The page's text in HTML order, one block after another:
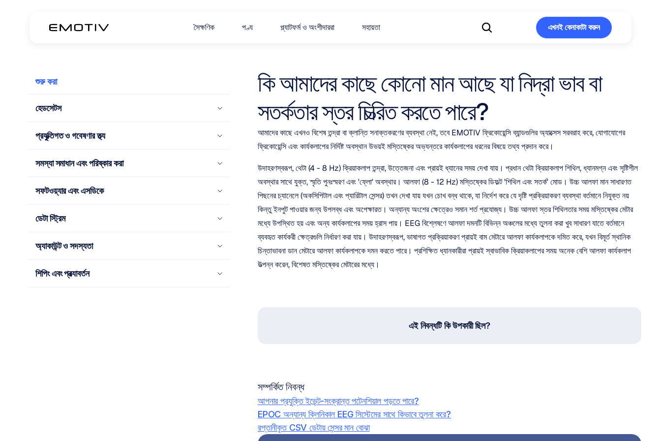
সৈক্ষণিক পণ্য প্ল্যাটফর্ম ও অংশীদাররা সহায়তা
এখনই কেনাকাটা করুন
শুরু করা
হেডসেটস
প্রযুক্তিগত ও গবেষণার তথ্য
সমস্যা সমাধান এবং পরিষ্কার করা
সফটওয়্যার এবং এসডিকে
ডেটা স্ট্রিম
অ্যাকাউন্ট ও সদস্যতা
শিপিং এবং প্রত্যাবর্তন
কি আমাদের কাছে কোনো মান আছে যা নিদ্রা ভাব বা
সতর্কতার স্তর চিত্রিত করতে পারে?
আমাদের কাছে এখনও বিশেষ তন্দ্রা বা ক্লান্তি সনাক্তকরণের ব্যবস্থা নেই, তবে EMOTIV ফ্রিকোয়েন্সি ব্যান্ডগুলির অ্যাক্সেস সরবরাহ করে, যোগাযোগের
ফ্রিকোয়েন্সি এবং কার্যকলাপের নির্দিষ্ট অবস্থান উভয়ই মস্তিষ্কের অভ্যন্তরে কার্যকলাপের ধরনের বিষয়ে তথ্য প্রদান করে।
উদাহরণস্বরূপ, থেটা (4 - 8 Hz) ক্রিয়াকলাপ তন্দ্রা, উত্তেজনা এবং প্রায়ই ধ্যানের সময় দেখা যায়। প্রধান থেটা ক্রিয়াকলাপ শিথিল, ধ্যানমগ্ন এবং সৃষ্টিশীল
অবস্থার সাথে যুক্ত, স্মৃতি পুনঃস্মরণ এবং 'ফ্লো' অবস্থার। আলফা (8 - 12 Hz) মস্তিষ্কের ডিফল্ট 'শিথিল এবং সতর্ক' মোড। উচ্চ আলফা মান সাধারণত
পিছনের চ্যানেলে (অকসিপিটাল এবং প্যারিটাল সেন্সর) তখন দেখা যায় যখন চোখ বন্ধ থাকে, যা নির্দেশ করে যে দৃষ্টি প্রক্রিয়াকরণ ব্যবস্থা বর্তমানে নিযুক্ত নয়
কিন্তু ইনপুট পাওয়ার জন্য উপলব্ধ এবং অপেক্ষারত। অন্যান্য অংশের ক্ষেত্রেও সমান শর্ত প্রযোজ্য। উচ্চ আলফা স্তর শিথিলতার সময় মস্তিষ্কের মেটার
মধ্যে উপস্থিত হয় এবং অন্য কার্যকলাপের সময় হ্রাস পায়। EEG বিশ্লেষণে আলফা দমনটি বিভিন্ন অঞ্চলের মধ্যে তুলনা করা খুব সাধারণ যাতে বর্তমানে
ব্যবহৃত কার্যকরী ক্ষেত্রগুলি নির্ধারণ করা যায়। উদাহরণস্বরূপ, ভাষাগত প্রক্রিয়াকরণ প্রায়ই বাম মেটারে আলফা কার্যকলাপকে দমিত করে, যখন বিমূর্ত স্থানিক
চিন্তাভাবনা ডান মেটারে আলফা কার্যকলাপকে দমন করতে পারে। প্রশিক্ষিত ধ্যানকারীরা প্রায়ই স্বাভাবিক ক্রিয়াকলাপের সময় অনেক বেশি আলফা কার্যকলাপ
উত্পন্ন করেন, বিশেষত মস্তিষ্কের মেটারের মধ্যে।
এই নিবন্ধটি কি উপকারী ছিল?
সম্পর্কিত নিবন্ধ
আপনার প্রযুক্তি ইভেন্ট-সংক্রান্ত পটেনশিয়াল পড়তে পারে?
EPOC অন্যান্য ক্লিনিকাল EEG সিস্টেমের সাথে কিভাবে তুলনা করে?
রপ্তানীকৃত CSV ডেটায় সেন্সর মান বোঝা